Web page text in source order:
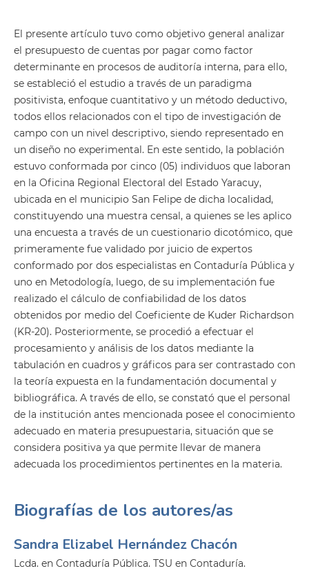
El presente artículo tuvo como objetivo general analizar
el presupuesto de cuentas por pagar como factor
determinante en procesos de auditoría interna, para ello,
se estableció el estudio a través de un paradigma
positivista, enfoque cuantitativo y un método deductivo,
todos ellos relacionados con el tipo de investigación de
campo con un nivel descriptivo, siendo representado en
un diseño no experimental. En este sentido, la población
estuvo conformada por cinco (05) individuos que laboran
en la Oficina Regional Electoral del Estado Yaracuy,
ubicada en el municipio San Felipe de dicha localidad,
constituyendo una muestra censal, a quienes se les aplico
una encuesta a través de un cuestionario dicotómico, que
primeramente fue validado por juicio de expertos
conformado por dos especialistas en Contaduría Pública y
uno en Metodología, luego, de su implementación fue
realizado el cálculo de confiabilidad de los datos
obtenidos por medio del Coeficiente de Kuder Richardson
(KR-20). Posteriormente, se procedió a efectuar el
procesamiento y análisis de los datos mediante la
tabulación en cuadros y gráficos para ser contrastado con
la teoría expuesta en la fundamentación documental y
bibliográfica. A través de ello, se constató que el personal
de la institución antes mencionada posee el conocimiento
adecuado en materia presupuestaria, situación que se
considera positiva ya que permite llevar de manera
adecuada los procedimientos pertinentes en la materia.
Biografías de los autores/as
Sandra Elizabel Hernández Chacón
Lcda. en Contaduría Pública. TSU en Contaduría.